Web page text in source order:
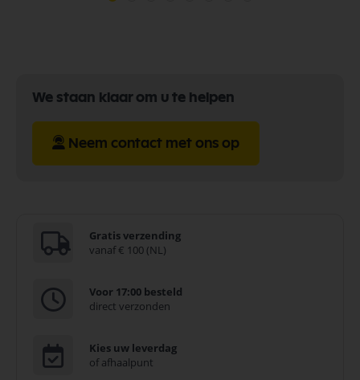
We staan klaar om u te helpen
Neem contact met ons op
Gratis verzending
vanaf € 100 (NL)
Voor 17:00 besteld
direct verzonden
Kies uw leverdag
of afhaalpunt